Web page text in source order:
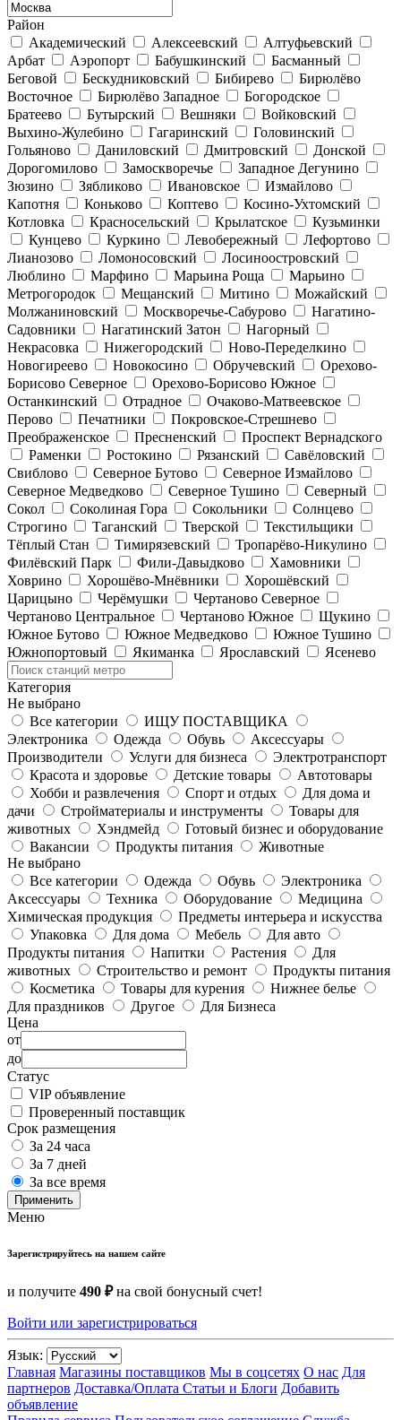
Район
Академический
Алексеевский
Алтуфьевский
Арбат
Аэропорт Бабушкинский
Басманный
Беговой
Бескудниковский Бибирево
Бирюлёво
Восточное
Бирюлёво Западное
Богородское
Братеево
Бутырский Вешняки
Войковский
Выхино-Жулебино
Гагаринский
Головинский
Гольяново
Даниловский Дмитровский
Донской
Дорогомилово
Замоскворечье
Западное Дегунино
Зюзино
Зябликово Ивановское
Измайлово
Капотня
Коньково Коптево
Косино-Ухтомский
Котловка
Красносельский Крылатское
Кузьминки
Кунцево
Куркино Левобережный
Лефортово
Лианозово
Ломоносовский
Лосиноостровский
Люблино
Марфино Марьина Роща
Марьино
Метрогородок
Мещанский Митино
Можайский
Молжаниновский
Москворечье-Сабурово
Нагатино-
Садовники
Нагатинский Затон
Нагорный
Некрасовка
Нижегородский
Ново-Переделкино
Новогиреево
Новокосино Обручевский
Орехово-
Борисово Северное
Орехово-Борисово Южное
Останкинский
Отрадное
Очаково-Матвеевское
Перово
Печатники
Покровское-Стрешнево
Преображенское
Пресненский
Проспект Вернадского
Раменки
Ростокино Рязанский
Савёловский
Свиблово
Северное Бутово
Северное Измайлово
Северное Медведково
Северное Тушино
Северный
Сокол
Соколиная Гора Сокольники
Солнцево
Строгино
Таганский Тверской
Текстильщики
Тёплый Стан
Тимирязевский
Тропарёво-Никулино
Филёвский Парк
Фили-Давыдково
Хамовники
Ховрино
Хорошёво-Мнёвники
Хорошёвский
Царицыно
Черёмушки
Чертаново Северное
Чертаново Центральное
Чертаново Южное
Щукино
Южное Бутово
Южное Медведково
Южное Тушино
Южнопортовый
Якиманка Ярославский Ясенево
Категория
Не выбрано
Все категории
ИЩУ ПОСТАВЩИКА
Электроника
Одежда Обувь
Аксессуары
Производители
Услуги для бизнеса
Электротранспорт
Красота и здоровье
Детские товары
Автотовары
Хобби и развлечения
Спорт и отдых
Для дома и
дачи
Стройматериалы и инструменты
Товары для
животных
Хэндмейд
Готовый бизнес и оборудование
Вакансии
Продукты питания
Животные
Не выбрано
Все категории
Одежда Обувь
Электроника
Аксессуары
Техника Оборудование
Медицина
Химическая продукция
Предметы интерьера и искусства
Упаковка
Для дома Мебель
Для авто
Продукты питания
Напитки Растения
Для
животных
Строительство и ремонт
Продукты питания
Косметика
Товары для курения
Нижнее белье
Для праздников
Другое
Для Бизнеса
Цена
от
до
Статус
VIP объявление
Проверенный поставщик
Срок размещения
За 24 часа
За 7 дней
За все время
Применить
Меню
Зарегистрируйтесь на нашем сайте
и получите 490 ₽на свой бонусный счет!
Войти или зарегистрироваться
Язык:
Главная Магазины поставщиков Мы в соцсетях О нас Для
партнеров Доставка/Оплата Статьи и Блоги Добавить
объявление